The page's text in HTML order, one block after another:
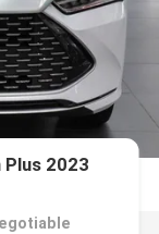
Plus 2023